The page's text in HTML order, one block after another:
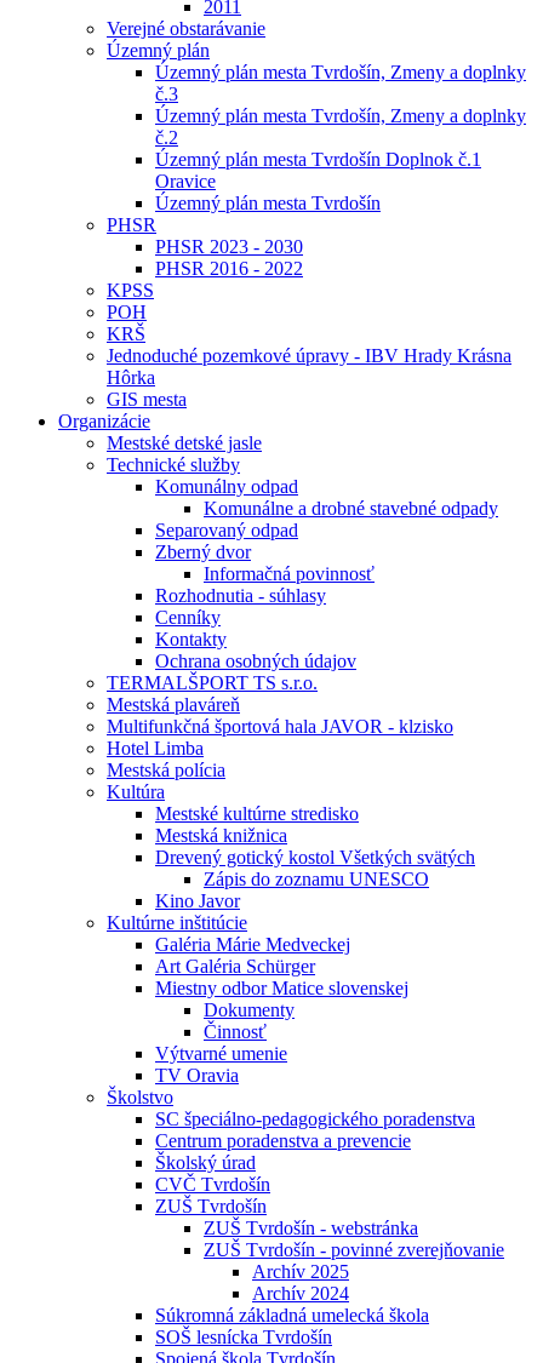
2011
Verejné obstarávanie
Územný plán
Územný plán mesta Tvrdošín, Zmeny a doplnky
č.3
Územný plán mesta Tvrdošín, Zmeny a doplnky
č.2
Územný plán mesta Tvrdošín Doplnok č.1
Oravice
Územný plán mesta Tvrdošín
PHSR
PHSR 2023 - 2030
PHSR 2016 - 2022
KPSS
POH
KRŠ
Jednoduché pozemkové úpravy - IBV Hrady Krásna
Hôrka
GIS mesta
Organizácie
Mestské detské jasle
Technické služby
Komunálny odpad
Komunálne a drobné stavebné odpady
Separovaný odpad
Zberný dvor
Informačná povinnosť
Rozhodnutia - súhlasy
Cenníky
Kontakty
Ochrana osobných údajov
TERMALŠPORT TS s.r.o.
Mestská plaváreň
Multifunkčná športová hala JAVOR - klzisko
Hotel Limba
Mestská polícia
Kultúra
Mestské kultúrne stredisko
Mestská knižnica
Drevený gotický kostol Všetkých svätých
Zápis do zoznamu UNESCO
Kino Javor
Kultúrne inštitúcie
Galéria Márie Medveckej
Art Galéria Schürger
Miestny odbor Matice slovenskej
Dokumenty
Činnosť
Výtvarné umenie
TV Oravia
Školstvo
SC špeciálno-pedagogického poradenstva
Centrum poradenstva a prevencie
Školský úrad
CVČ Tvrdošín
ZUŠ Tvrdošín
ZUŠ Tvrdošín - webstránka
ZUŠ Tvrdošín - povinné zverejňovanie
Archív 2025
Archív 2024
Súkromná základná umelecká škola
SOŠ lesnícka Tvrdošín
Spojená škola Tvrdošín